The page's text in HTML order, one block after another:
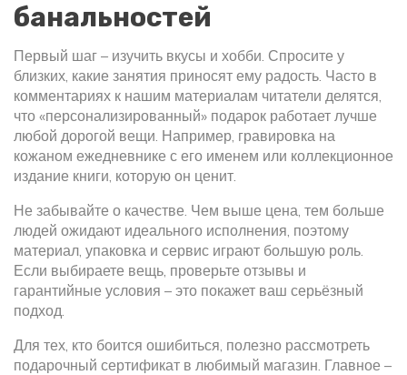
банальностей
Первый шаг – изучить вкусы и хобби. Спросите у
близких, какие занятия приносят ему радость. Часто в
комментариях к нашим материалам читатели делятся,
что «персонализированный» подарок работает лучше
любой дорогой вещи. Например, гравировка на
кожаном ежедневнике с его именем или коллекционное
издание книги, которую он ценит.
Не забывайте о качестве. Чем выше цена, тем больше
людей ожидают идеального исполнения, поэтому
материал, упаковка и сервис играют большую роль.
Если выбираете вещь, проверьте отзывы и
гарантийные условия – это покажет ваш серьёзный
подход.
Для тех, кто боится ошибиться, полезно рассмотреть
подарочный сертификат в любимый магазин. Главное –